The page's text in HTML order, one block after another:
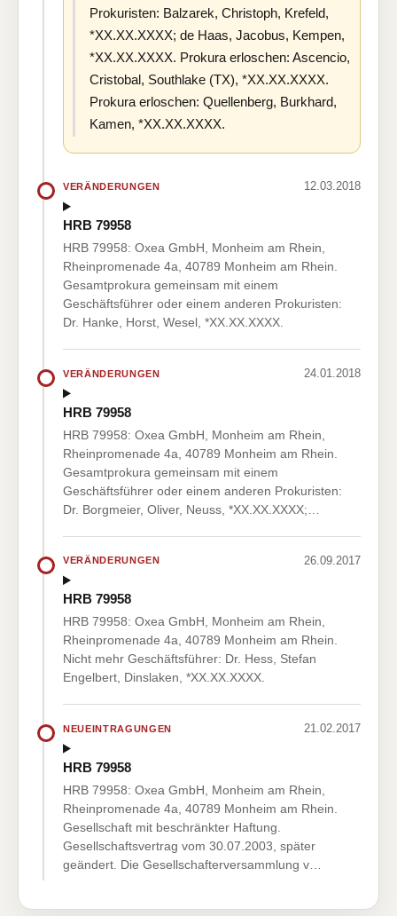
Prokuristen: Balzarek, Christoph, Krefeld,
*XX.XX.XXXX; de Haas, Jacobus, Kempen,
*XX.XX.XXXX. Prokura erloschen: Ascencio,
Cristobal, Southlake (TX), *XX.XX.XXXX.
Prokura erloschen: Quellenberg, Burkhard,
Kamen, *XX.XX.XXXX.
VERÄNDERUNGEN 12.03.2018
HRB 79958
HRB 79958: Oxea GmbH, Monheim am Rhein,
Rheinpromenade 4a, 40789 Monheim am Rhein.
Gesamtprokura gemeinsam mit einem
Geschäftsführer oder einem anderen Prokuristen:
Dr. Hanke, Horst, Wesel, *XX.XX.XXXX.
VERÄNDERUNGEN 24.01.2018
HRB 79958
HRB 79958: Oxea GmbH, Monheim am Rhein,
Rheinpromenade 4a, 40789 Monheim am Rhein.
Gesamtprokura gemeinsam mit einem
Geschäftsführer oder einem anderen Prokuristen:
Dr. Borgmeier, Oliver, Neuss, *XX.XX.XXXX;…
VERÄNDERUNGEN 26.09.2017
HRB 79958
HRB 79958: Oxea GmbH, Monheim am Rhein,
Rheinpromenade 4a, 40789 Monheim am Rhein.
Nicht mehr Geschäftsführer: Dr. Hess, Stefan
Engelbert, Dinslaken, *XX.XX.XXXX.
NEUEINTRAGUNGEN 21.02.2017
HRB 79958
HRB 79958: Oxea GmbH, Monheim am Rhein,
Rheinpromenade 4a, 40789 Monheim am Rhein.
Gesellschaft mit beschränkter Haftung.
Gesellschaftsvertrag vom 30.07.2003, später
geändert. Die Gesellschafterversammlung v…